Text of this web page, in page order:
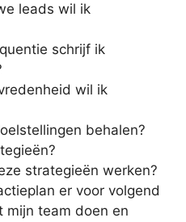
leads wil ik
schrijf ik
wil ik
behalen?
strategieën werken?
er voor volgend
mijn team doen en